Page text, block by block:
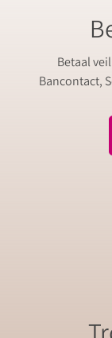
Betaal
Bancontact,